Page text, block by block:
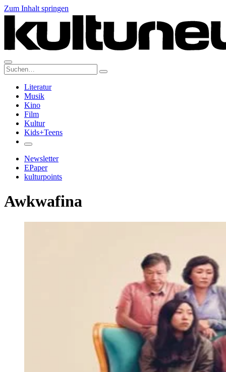
Zum Inhalt springen
Suche:
Literatur
Musik
Kino
Film
Kultur
Kids+Teens
Newsletter
EPaper
kulturpoints
Awkwafina